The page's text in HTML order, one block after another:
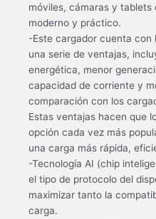
móviles, cámaras y
moderno y práctico.
-Este cargador cuenta con
una serie de ventajas,
energética, menor
capacidad de corriente y
comparación con los
Estas ventajas hacen que
opción cada vez más
una carga más rápida,
-Tecnología AI (chip
el tipo de protocolo del
maximizar tanto la
carga.